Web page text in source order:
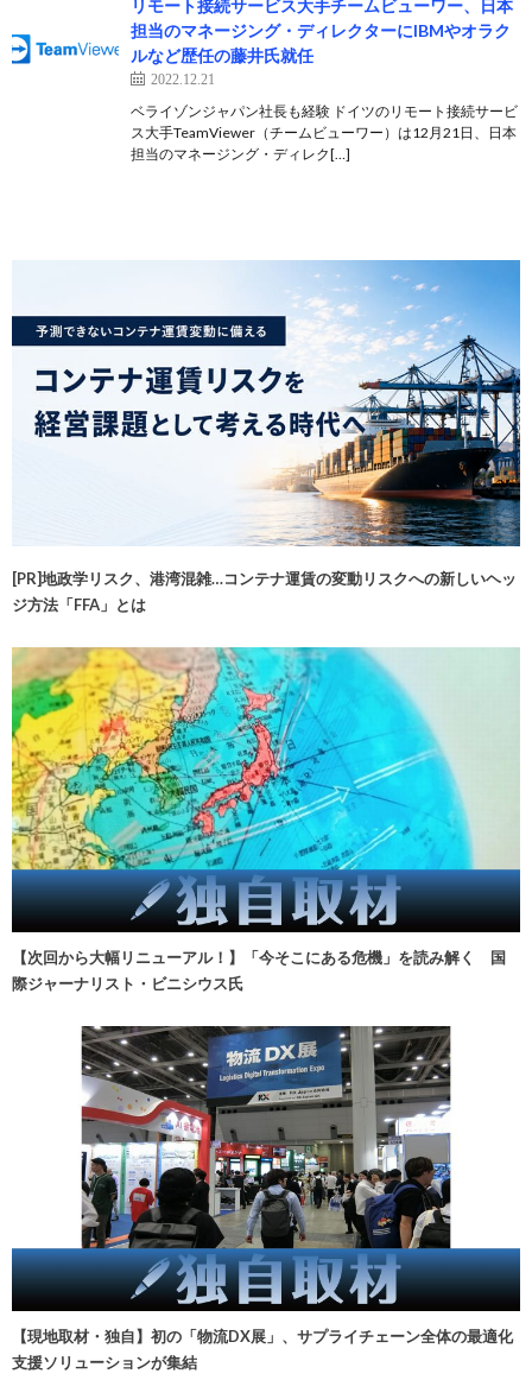
リモート接続サービス大手チームビューワー、日本
担当のマネージング・ディレクターにIBMやオラク
ルなど歴任の藤井氏就任
2022.12.21
ベライゾンジャパン社長も経験 ドイツのリモート接続サービ
ス大手TeamViewer（チームビューワー）は12月21日、日本
担当のマネージング・ディレク[…]
[PR]地政学リスク、港湾混雑…コンテナ運賃の変動リスクへの新しいヘッ
ジ方法「FFA」とは
【次回から大幅リニューアル！】「今そこにある危機」を読み解く 国
際ジャーナリスト・ビニシウス氏
【現地取材・独自】初の「物流DX展」、サプライチェーン全体の最適化
支援ソリューションが集結